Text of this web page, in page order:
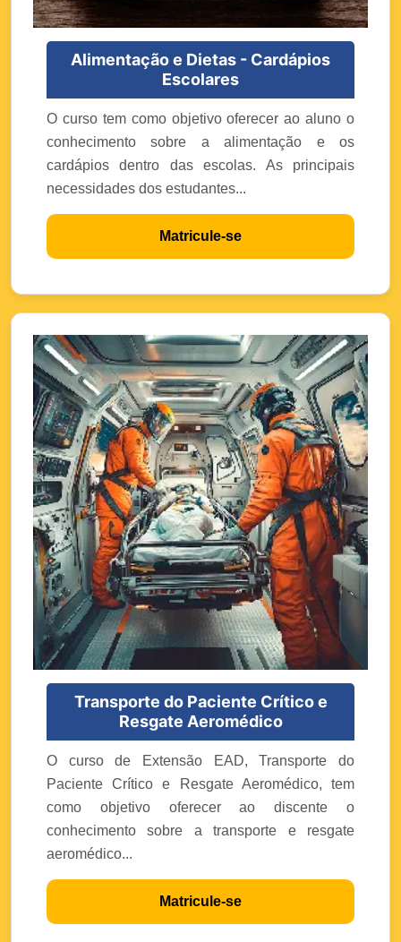
Alimentação e Dietas - Cardápios
Escolares
O curso tem como objetivo oferecer ao aluno o
conhecimento sobre a alimentação e os
cardápios dentro das escolas. As principais
necessidades dos estudantes...
Matricule-se
Transporte do Paciente Crítico e
Resgate Aeromédico
O curso de Extensão EAD, Transporte do
Paciente Crítico e Resgate Aeromédico, tem
como objetivo oferecer ao discente o
conhecimento sobre a transporte e resgate
aeromédico...
Matricule-se